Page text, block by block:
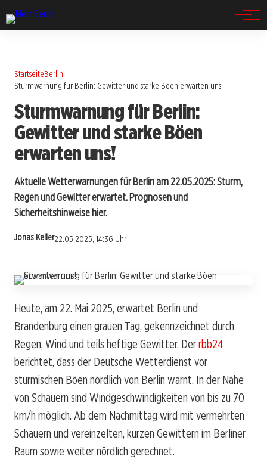
StartseiteBerlin
Sturmwarnung für Berlin: Gewitter und starke Böen erwarten uns!
Sturmwarnung für Berlin:
Gewitter und starke Böen
erwarten uns!
Aktuelle Wetterwarnungen für Berlin am 22.05.2025: Sturm,
Regen und Gewitter erwartet. Prognosen und
Sicherheitshinweise hier.
Jonas Keller22.05.2025, 14:36 Uhr
Heute, am 22. Mai 2025, erwartet Berlin und
Brandenburg einen grauen Tag, gekennzeichnet durch
Regen, Wind und teils heftige Gewitter. Derrbb24
berichtet, dass der Deutsche Wetterdienst vor
stürmischen Böen nördlich von Berlin warnt. In der Nähe
von Schauern sind Windgeschwindigkeiten von bis zu 70
km/h möglich. Ab dem Nachmittag wird mit vermehrten
Schauern und vereinzelten, kurzen Gewittern im Berliner
Raum sowie weiter nördlich gerechnet.